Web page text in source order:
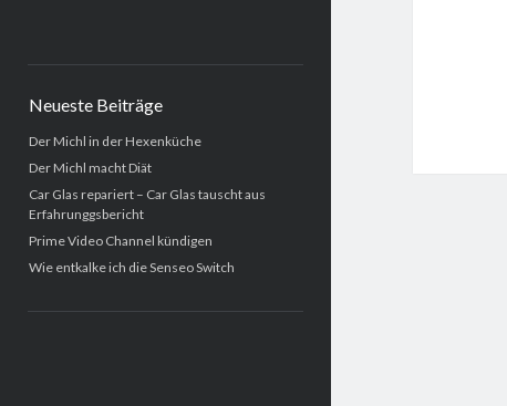
Neueste Beiträge
Der Michl in der Hexenküche
Der Michl macht Diät
Car Glas repariert – Car Glas tauscht aus
Erfahrunggsbericht
Prime Video Channel kündigen
Wie entkalke ich die Senseo Switch